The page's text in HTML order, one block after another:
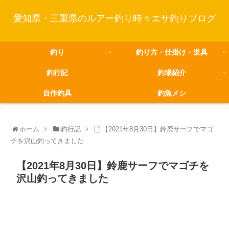
愛知県・三重県のルアー釣り時々エサ釣りブログ
釣り 釣り方・仕掛け・道具
釣行記 釣場紹介
自作釣具 釣魚メシ
ホーム 釣行記
【2021年8月30日】鈴鹿サーフでマゴ
チを沢山釣ってきました
【2021年8月30日】鈴鹿サーフでマゴチを
沢山釣ってきました